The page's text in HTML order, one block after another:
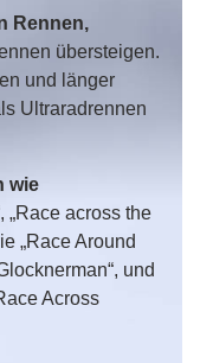
Rennen,
übersteigen.
und länger
Ultraradrennen
wie
„Race across the
„Race Around
und
Across